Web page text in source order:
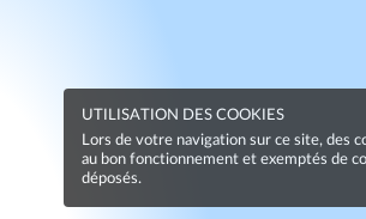
UTILISATION DES COOKIES
Lors de votre navigation sur ce site, des
au bon fonctionnement et exemptés de
déposés.